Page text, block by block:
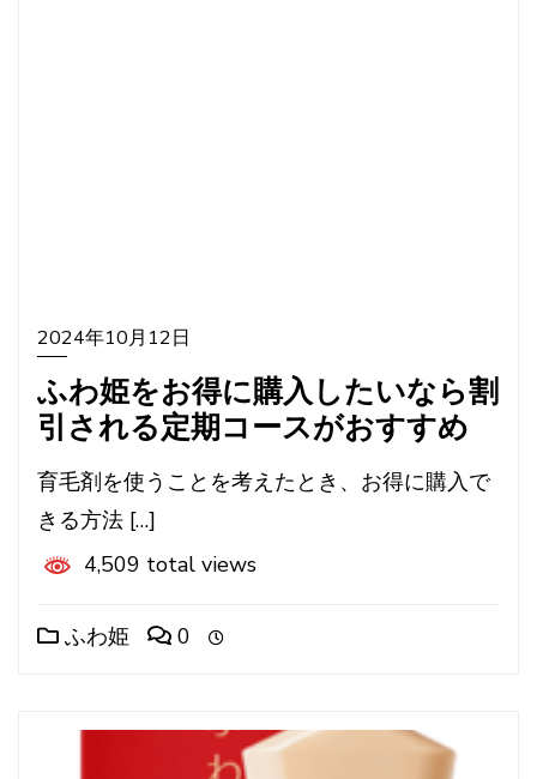
2024年10月12日
ふわ姫をお得に購入したいなら割
引される定期コースがおすすめ
育毛剤を使うことを考えたとき、お得に購入で
きる方法 […]
4,509 total views
ふわ姫 0